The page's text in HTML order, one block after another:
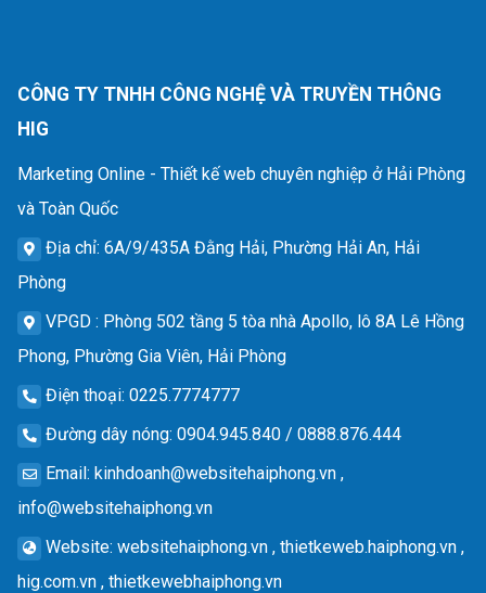
CÔNG TY TNHH CÔNG NGHỆ VÀ TRUYỀN THÔNG
HIG
Marketing Online - Thiết kế web chuyên nghiệp ở Hải Phòng
và Toàn Quốc
Địa chỉ: 6A/9/435A Đằng Hải, Phường Hải An, Hải
Phòng
VPGD : Phòng 502 tầng 5 tòa nhà Apollo, lô 8A Lê Hồng
Phong, Phường Gia Viên, Hải Phòng
Điện thoại: 0225.7774777
Đường dây nóng: 0904.945.840 / 0888.876.444
Email: kinhdoanh@websitehaiphong.vn ,
info@websitehaiphong.vn
Website: websitehaiphong.vn , thietkeweb.haiphong.vn ,
hig.com.vn , thietkewebhaiphong.vn